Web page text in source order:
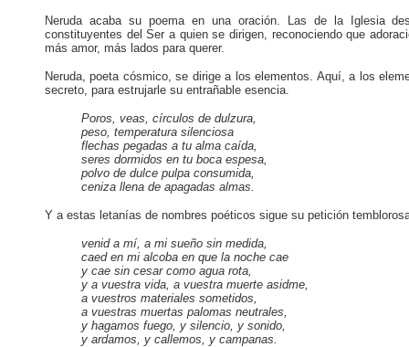
Neruda acaba su poema en una oración. Las de la Iglesia
constituyentes del Ser a quien se dirigen, reconociendo que
más amor, más lados para querer.
Neruda, poeta cósmico, se dirige a los elementos. Aquí, a los
secreto, para estrujarle su entrañable esencia.
Poros, veas, círculos de dulzura,
peso, temperatura silenciosa
flechas pegadas a tu alma caída,
seres dormidos en tu boca espesa,
polvo de dulce pulpa consumida,
ceniza llena de apagadas almas.
Y a estas letanías de nombres poéticos sigue su petición
venid a mí, a mi sueño sin medida,
caed en mi alcoba en que la noche cae
y cae sin cesar como agua rota,
y a vuestra vida, a vuestra muerte asidme,
a vuestros materiales sometidos,
a vuestras muertas palomas neutrales,
y hagamos fuego, y silencio, y sonido,
y ardamos, y callemos, y campanas.